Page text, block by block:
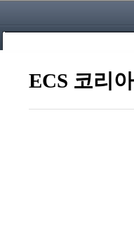
ECS 코리